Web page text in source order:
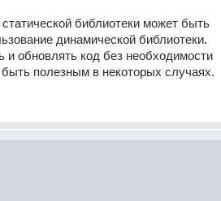
библиотеки может быть
динамической библиотеки.
и обновлять код без необходимости
полезным в некоторых случаях.